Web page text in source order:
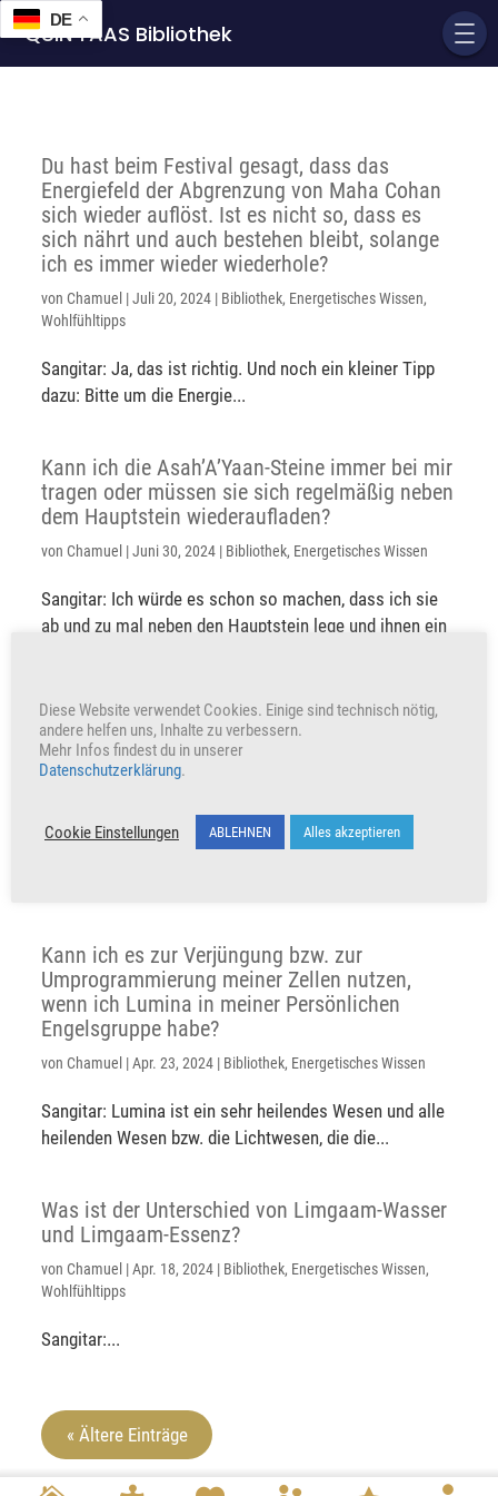
QUIN'TAAS Bibliothek
Du hast beim Festival gesagt, dass das
Energiefeld der Abgrenzung von Maha Cohan
sich wieder auflöst. Ist es nicht so, dass es
sich nährt und auch bestehen bleibt, solange
ich es immer wieder wiederhole?
vonChamuel |Juli 20, 2024 | Bibliothek, Energetisches Wissen,
Wohlfühltipps
Sangitar: Ja, das ist richtig. Und noch ein kleiner Tipp
dazu: Bitte um die Energie...
Kann ich die Asah’A’Yaan-Steine immer bei mir
tragen oder müssen sie sich regelmäßig neben
dem Hauptstein wiederaufladen?
vonChamuel |Juni 30, 2024 | Bibliothek, Energetisches Wissen
Sangitar: Ich würde es schon so machen, dass ich sie
ab und zu mal neben den Hauptstein lege und ihnen ein
ausmachen, wenn du es nicht tust. Wenn...
Wie wirken die Asah’A’Yaan-Steine?
Apr. 28, 2024|Bibliothek ,Energetisches Wissen
Wohlfühltipps
Kann ich es zur Verjüngung bzw. zur
Umprogrammierung meiner Zellen nutzen,
wenn ich Lumina in meiner Persönlichen
Engelsgruppe habe?
vonChamuel |Apr. 23, 2024 | Bibliothek, Energetisches Wissen
Sangitar: Lumina ist ein sehr heilendes Wesen und alle
heilenden Wesen bzw. die Lichtwesen, die die...
Was ist der Unterschied von Limgaam-Wasser
und Limgaam-Essenz?
vonChamuel |Apr. 18, 2024 | Bibliothek, Energetisches Wissen,
Wohlfühltipps
Sangitar:...
« Ältere Einträge
Diese Website verwendet Cookies. Einige sind technisch nötig,
andere helfen uns, Inhalte zu verbessern.
Mehr Infos findest du in unserer
Datenschutzerklärung.
Cookie Einstellungen ABLEHNEN Alles akzeptieren
DE